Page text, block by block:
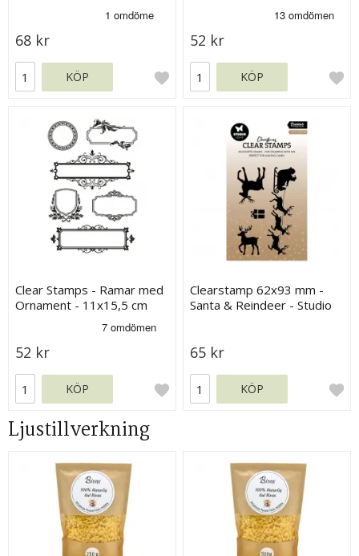
68 kr
KÖP
52 kr
KÖP
Clear Stamps - Ramar med
Ornament - 11x15,5 cm
52 kr
KÖP
Clearstamp 62x93 mm -
Santa & Reindeer - Studio
65 kr
KÖP
Ljustillverkning